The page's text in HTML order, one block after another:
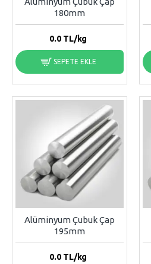
180mm
0.0TL/kg
SEPETE EKLE
Alüminyum Çubuk Çap
195mm
0.0TL/kg